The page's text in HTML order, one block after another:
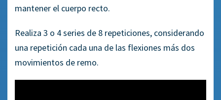
mantener el cuerpo recto.
Realiza 3 o 4 series de 8 repeticiones, considerando
una repetición cada una de las flexiones más dos
movimientos de remo.